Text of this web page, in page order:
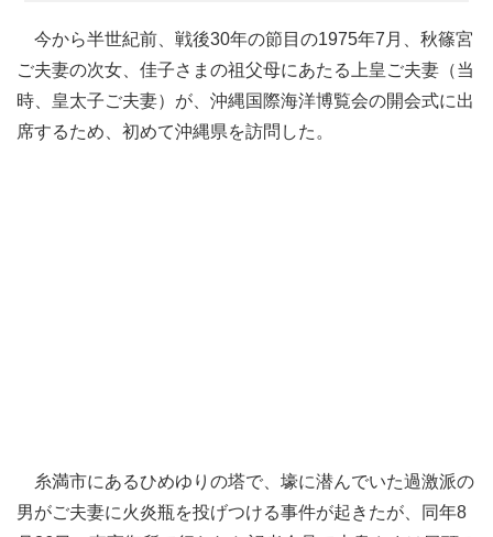
今から半世紀前、戦後30年の節目の1975年7月、秋篠宮
ご夫妻の次女、佳子さまの祖父母にあたる上皇ご夫妻（当
時、皇太子ご夫妻）が、沖縄国際海洋博覧会の開会式に出
席するため、初めて沖縄県を訪問した。
糸満市にあるひめゆりの塔で、壕に潜んでいた過激派の
男がご夫妻に火炎瓶を投げつける事件が起きたが、同年8